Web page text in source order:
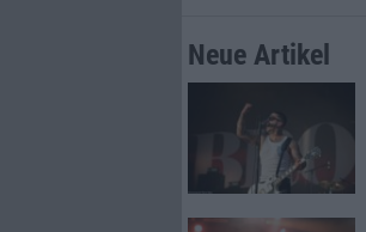
Neue Artikel